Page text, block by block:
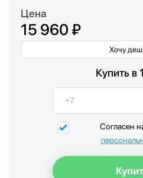
Цена
15 960 ₽
Хочу
Купить в
Согласен